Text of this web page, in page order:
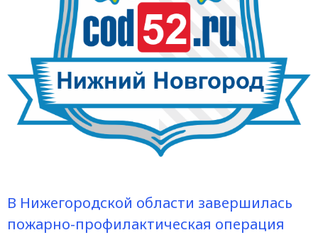
В Нижегородской области завершилась
пожарно-профилактическая операция